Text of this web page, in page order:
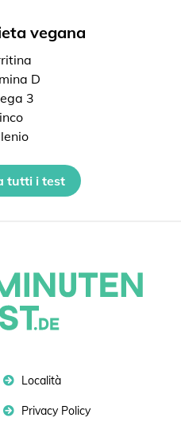
vegana
D
3
tutti i test
Località
Privacy Policy